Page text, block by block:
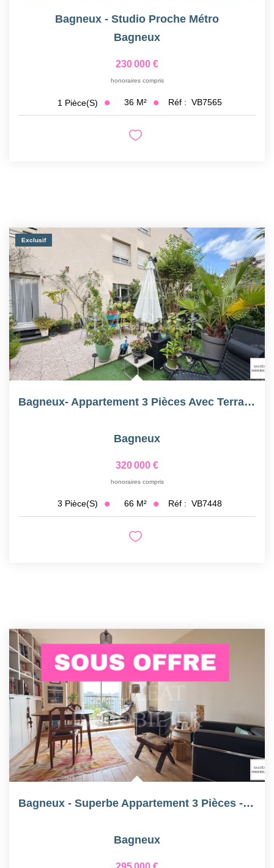
Bagneux - Studio Proche Métro
Bagneux
230 000 €
honoraires compris
1 Pièce(s) 36 M² Réf : VB7565
Exclusif
Bagneux- Appartement 3 Pièces Avec Terrasse De 60 M2
Bagneux
320 000 €
honoraires compris
3 Pièce(s) 66 M² Réf : VB7448
Bagneux - Superbe Appartement 3 Pièces - Au Pied Du Métro 4...
Bagneux